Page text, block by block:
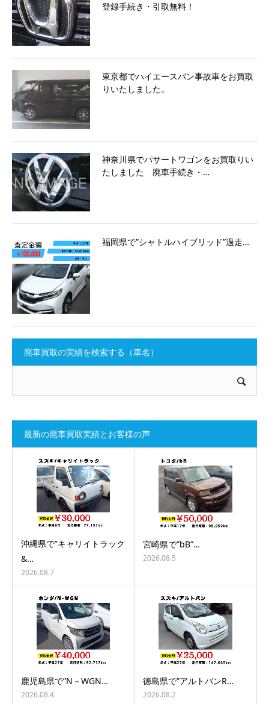
登録手続き・引取無料！
東京都でハイエースバン事故車をお買取
りいたしました。
神奈川県でパサートワゴンをお買取りい
たしました 廃車手続き・…
福岡県で”シャトルハイブリッド”過走…
廃車買取の実績を検索する（車名）
最新の廃車買取実績とお客様の声
沖縄県で”キャリイトラック
&…
2026.08.7
宮崎県で”bB”…
2026.08.5
鹿児島県で”N－WGN…
2026.08.4
徳島県で”アルトバンR…
2026.08.2